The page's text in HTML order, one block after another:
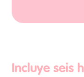
Incluye seis